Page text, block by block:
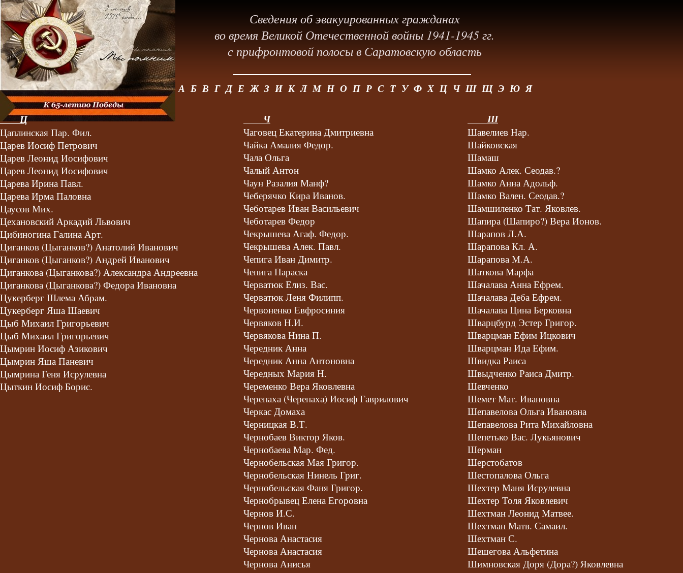
<
Сведения об эвакуированных гражданах
во время Великой Отечественной войны 1941-1945 гг.
с прифронтовой полосы в Саратовскую область
Ц
Цаплинская Пар. Фил.
Царев Иосиф Петрович
Царев Леонид Иосифович
Царев Леонид Иосифович
Царева Ирина Павл.
Царева Ирма Паловна
Цаусов Мих.
Цехановский Аркадий Львович
Цибиногина Галина Арт.
Циганков (Цыганков?) Анатолий Иванович
Циганков (Цыганков?) Андрей Иванович
Циганкова (Цыганкова?) Александра Андреевна
Циганкова (Цыганкова?) Федора Ивановна
Цукерберг Шлема Абрам.
Цукерберг Яша Шаевич
Цыб Михаил Григорьевич
Цыб Михаил Григорьевич
Цымрин Иосиф Азикович
Цымрин Яша Паневич
Цымрина Геня Исрулевна
Цыткин Иосиф Борис.
Ч
Чаговец Екатерина Дмитриевна
Чайка Амалия Федор.
Чала Ольга
Чалый Антон
Чаун Разалия Манф?
Чеберячко Кира Иванов.
Чеботарев Иван Васильевич
Чеботарев Федор
Чекрышева Агаф. Федор.
Чекрышева Алек. Павл.
Чепига Иван Димитр.
Чепига Параска
Черватюк Елиз. Вас.
Черватюк Леня Филипп.
Червоненко Евфросиния
Червяков Н.И.
Червякова Нина П.
Чередник Анна
Чередник Анна Антоновна
Чередных Мария Н.
Череменко Вера Яковлевна
Черепаха (Черепаха) Иосиф Гаврилович
Черкас Домаха
Черницкая В.Т.
Чернобаев Виктор Яков.
Чернобаева Мар. Фед.
Чернобельская Мая Григор.
Чернобельская Нинель Григ.
Чернобельская Фаня Григор.
Чернобрывец Елена Егоровна
Чернов И.С.
Чернов Иван
Чернова Анастасия
Чернова Анастасия
Чернова Анисья
Ш
Шавелиев Нар.
Шайковская
Шамаш
Шамко Алек. Сеодав.?
Шамко Анна Адольф.
Шамко Вален. Сеодав.?
Шамшиленко Тат. Яковлев.
Шапира (Шапиро?) Вера Ионов.
Шарапов Л.А.
Шарапова Кл. А.
Шарапова М.А.
Шаткова Марфа
Шачалава Анна Ефрем.
Шачалава Деба Ефрем.
Шачалава Цина Берковна
Шварцбурд Эстер Григор.
Шварцман Ефим Ицкович
Шварцман Ида Ефим.
Швидка Раиса
Швыдченко Раиса Дмитр.
Шевченко
Шемет Мат. Ивановна
Шепавелова Ольга Ивановна
Шепавелова Рита Михайловна
Шепетько Вас. Лукьянович
Шерман
Шерстобатов
Шестопалова Ольга
Шехтер Маня Исрулевна
Шехтер Толя Яковлевич
Шехтман Леонид Матвее.
Шехтман Матв. Самаил.
Шехтман С.
Шешегова Альфетина
Шимновская Доря (Дора?) Яковлевна
А Б В Г Д Е Ж З И К Л М Н О П Р С Т У Ф Х Ц Ч Ш Щ Э Ю Я